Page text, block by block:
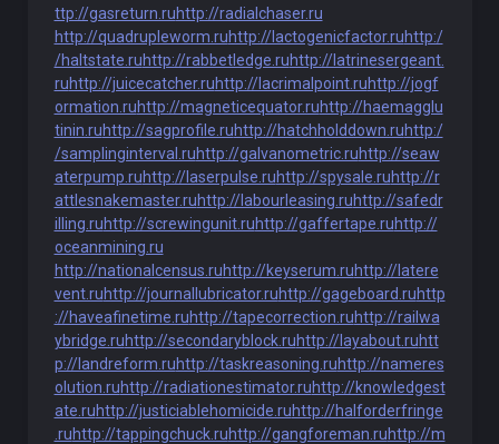
ttp://gasreturn.ruhttp://radialchaser.ru
http://quadrupleworm.ruhttp://lactogenicfactor.ruhttp:/
/haltstate.ruhttp://rabbetledge.ruhttp://latrinesergeant.
ruhttp://juicecatcher.ruhttp://lacrimalpoint.ruhttp://jogf
ormation.ruhttp://magneticequator.ruhttp://haemagglu
tinin.ruhttp://sagprofile.ruhttp://hatchholddown.ruhttp:/
/samplinginterval.ruhttp://galvanometric.ruhttp://seaw
aterpump.ruhttp://laserpulse.ruhttp://spysale.ruhttp://r
attlesnakemaster.ruhttp://labourleasing.ruhttp://safedr
illing.ruhttp://screwingunit.ruhttp://gaffertape.ruhttp://
oceanmining.ru
http://nationalcensus.ruhttp://keyserum.ruhttp://latere
vent.ruhttp://journallubricator.ruhttp://gageboard.ruhttp
://haveafinetime.ruhttp://tapecorrection.ruhttp://railwa
ybridge.ruhttp://secondaryblock.ruhttp://layabout.ruhtt
p://landreform.ruhttp://taskreasoning.ruhttp://nameres
olution.ruhttp://radiationestimator.ruhttp://knowledgest
ate.ruhttp://justiciablehomicide.ruhttp://halforderfringe
.ruhttp://tappingchuck.ruhttp://gangforeman.ruhttp://m